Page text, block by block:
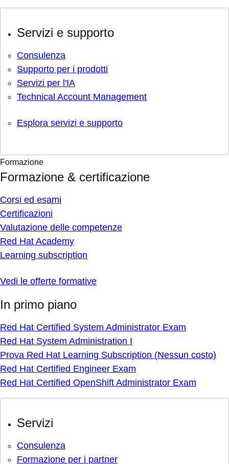
Servizi e supporto
Consulenza
Supporto per i prodotti
Servizi per l'IA
Technical Account Management
Esplora servizi e supporto
Formazione
Formazione & certificazione
Corsi ed esami
Certificazioni
Valutazione delle competenze
Red Hat Academy
Learning subscription
Vedi le offerte formative
In primo piano
Red Hat Certified System Administrator Exam
Red Hat System Administration I
Prova Red Hat Learning Subscription (Nessun costo)
Red Hat Certified Engineer Exam
Red Hat Certified OpenShift Administrator Exam
Servizi
Consulenza
Formazione per i partner